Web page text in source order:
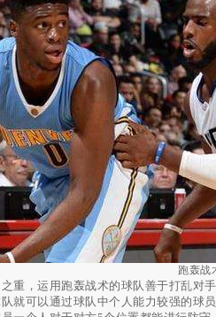
跑轰战
重，运用跑轰战术的球队善于打乱对
就可以通过球队中个人能力较强的球